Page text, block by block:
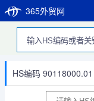
365外贸网
HS编码